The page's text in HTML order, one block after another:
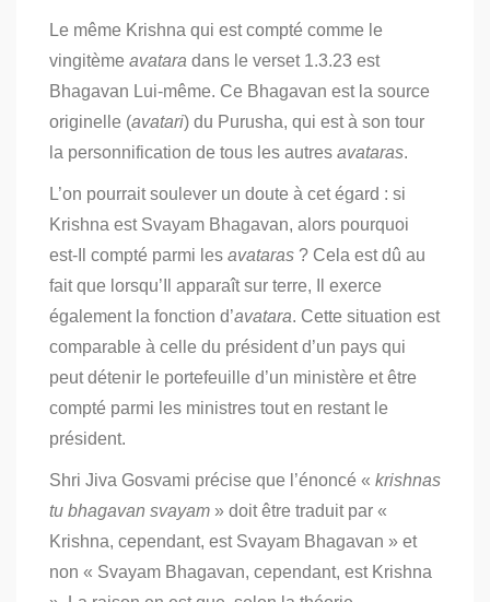
Le même Krishna qui est compté comme le
vingitème avatara dans le verset 1.3.23 est
Bhagavan Lui-même. Ce Bhagavan est la source
originelle (avatari) du Purusha, qui est à son tour
la personnification de tous les autres avataras.
L’on pourrait soulever un doute à cet égard : si
Krishna est Svayam Bhagavan, alors pourquoi
est-Il compté parmi les avataras ? Cela est dû au
fait que lorsqu’Il apparaît sur terre, Il exerce
également la fonction d’avatara. Cette situation est
comparable à celle du président d’un pays qui
peut détenir le portefeuille d’un ministère et être
compté parmi les ministres tout en restant le
président.
Shri Jiva Gosvami précise que l’énoncé « krishnas
tu bhagavan svayam » doit être traduit par «
Krishna, cependant, est Svayam Bhagavan » et
non « Svayam Bhagavan, cependant, est Krishna